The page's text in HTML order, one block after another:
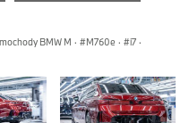
BMW M · M760e · i7 ·